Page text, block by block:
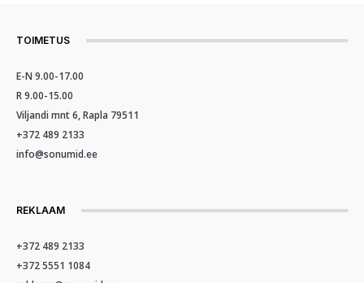
TOIMETUS
E-N 9.00-17.00
R 9.00-15.00
Viljandi mnt 6, Rapla 79511
+372 489 2133
info@sonumid.ee
REKLAAM
+372 489 2133
+372 5551 1084